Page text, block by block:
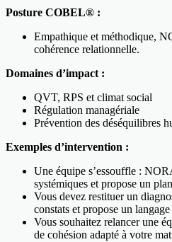
Posture COBEL® :
Empathique et méthodique,
cohérence relationnelle.
Domaines d’impact :
QVT, RPS et climat social
Régulation managériale
Prévention des déséquilibres
Exemples d’intervention :
Une équipe s’essouffle :
systémiques et propose un
Vous devez restituer un
constats et propose un
Vous souhaitez relancer une
de cohésion adapté à votre